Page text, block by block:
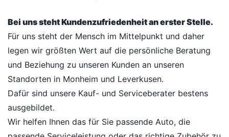
Bei uns steht Kundenzufriedenheit an erster Stelle.
Für uns steht der Mensch im Mittelpunkt und daher
legen wir größten Wert auf die persönliche Beratung
und Beziehung zu unseren Kunden an unseren
Standorten in Monheim und Leverkusen.
Dafür sind unsere Kauf- und Serviceberater bestens
ausgebildet.
Wir helfen Ihnen das für Sie passende Auto, die